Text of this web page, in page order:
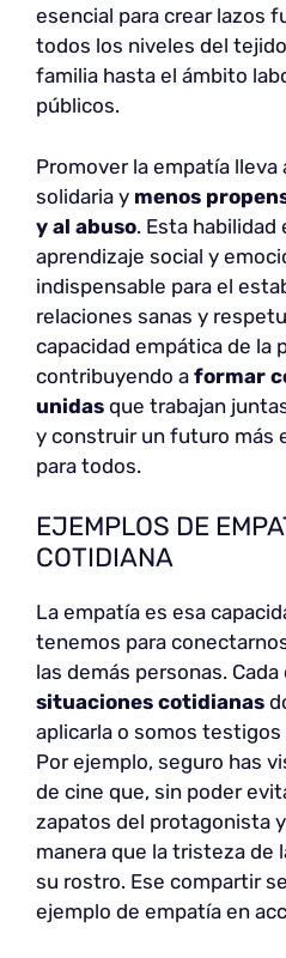
esencial para crear lazos
todos los niveles del
familia hasta el ámbito
públicos.
Promover la empatía lleva
solidaria y menos
y al abuso. Esta habilidad
aprendizaje social y
indispensable para el
relaciones sanas y
capacidad empática de la
contribuyendo a formar
unidas que trabajan
y construir un futuro más
para todos.
EJEMPLOS DE
COTIDIANA
La empatía es esa
tenemos para
las demás personas.
situaciones cotidianas
aplicarla o somos
Por ejemplo, seguro has
de cine que, sin poder
zapatos del protagonista
manera que la tristeza de
su rostro. Ese compartir
ejemplo de empatía en